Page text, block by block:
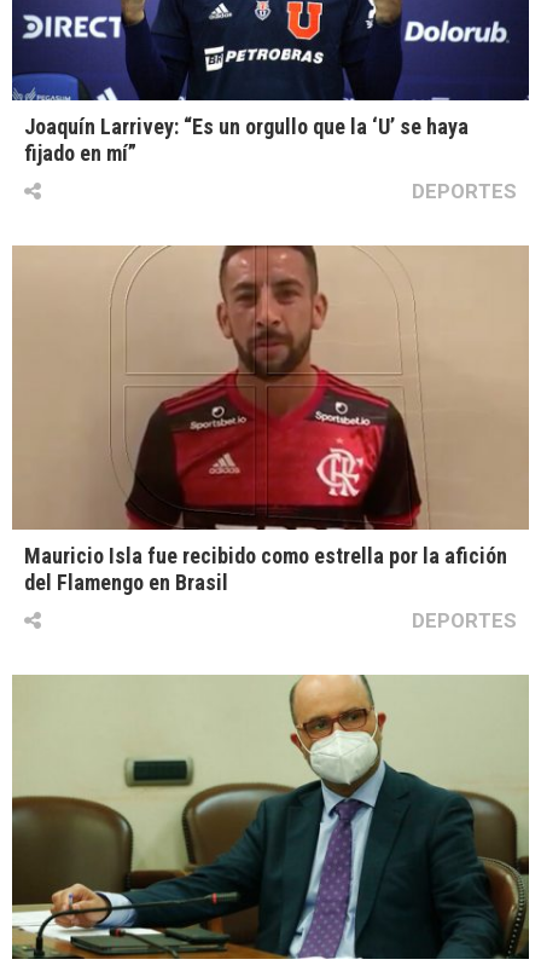
Joaquín Larrivey: “Es un orgullo que la ‘U’ se haya
fijado en mí”
DEPORTES
Mauricio Isla fue recibido como estrella por la afición
del Flamengo en Brasil
DEPORTES